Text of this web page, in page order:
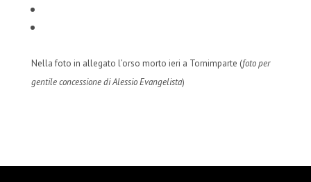
Nella foto in allegato l’orso morto ieri a Tornimparte (foto per
gentile concessione di Alessio Evangelista)